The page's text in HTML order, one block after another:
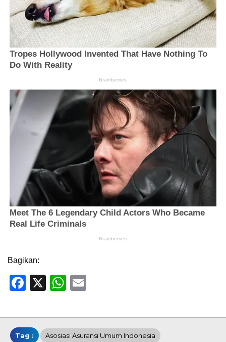
Bagikan:
Facebook
X WhatsApp
Tag : Asosiasi Asuransi Umum Indonesia